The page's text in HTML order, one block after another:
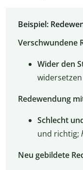
Beispiel:
Verschwundene
Wider den
widersetzen
Redewendung
Schlecht
und richtig;
Neu gebildete